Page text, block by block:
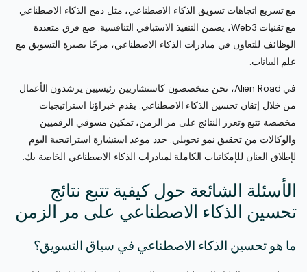
مع تسريع اتجاهات تسويق الذكاء الاصطناعي، مثل دمج الذكاء الاصطناعي
مع تقنيات Web3، يضمن التنفيذ الاستباقي التنافسية. ضع فرق متعددة
الوظائف للتعاون في مبادرات الذكاء الاصطناعي، مزجًا بصيرة التسويق مع
علم البيانات.
في Alien Road، نحن متخصصون كاستشاريين رئيسيين يرشدون الأعمال
من خلال إتقان تحسين الذكاء الاصطناعي. يقدم خبراؤنا استراتيجيات
مخصصة تتبع وتعزز النتائج على مر الزمن، تمكين مسوقي الرقميين
والوكالات من تحقيق نمو تحويلي. حدد موعد استشارة استراتيجية اليوم
لإطلاق العنان للإمكانيات الكاملة لمبادرات الذكاء الاصطناعي الخاصة بك.
الأسئلة الشائعة حول كيفية تتبع نتائج
تحسين الذكاء الاصطناعي على مر الزمن
ما هو تحسين الذكاء الاصطناعي في سياق التسويق؟